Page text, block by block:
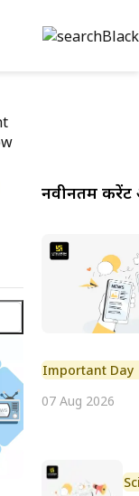
नवीनतम करेंट
Important Day
07 Aug 2026